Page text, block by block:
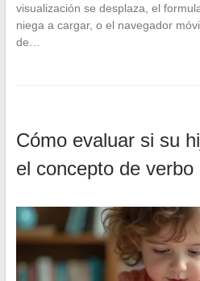
visualización se desplaza, el
niega a cargar, o el navegador
de…
Cómo evaluar si su
el concepto de verbo